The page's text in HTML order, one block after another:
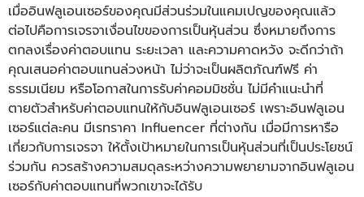
เมื่ออินฟลูเอนเซอร์ของคุณมีส่วนร่วมในแคมเปญของคุณแล้ว
ต่อไปคือการเจรจาเงื่อนไขของการเป็นหุ้นส่วน ซึ่งหมายถึงการ
ตกลงเรื่องค่าตอบแทน ระยะเวลา และความคาดหวัง จะดีกว่าถ้า
คุณเสนอค่าตอบแทนล่วงหน้า ไม่ว่าจะเป็นผลิตภัณฑ์ฟรี ค่า
ธรรมเนียม หรือโอกาสในการรับค่าคอมมิชชั่น ไม่มีคำแนะนำที่
ตายตัวสำหรับค่าตอบแทนให้กับอินฟลูเอนเซอร์ เพราะอินฟลูเอน
เซอร์แต่ละคน มีเรทราคา Influencer ที่ต่างกัน เมื่อมีการหารือ
เกี่ยวกับการเจรจา ให้ตั้งเป้าหมายในการเป็นหุ้นส่วนที่เป็นประโยชน์
ร่วมกัน ควรสร้างความสมดุลระหว่างความพยายามจากอินฟลูเอน
เซอร์กับค่าตอบแทนที่พวกเขาจะได้รับ